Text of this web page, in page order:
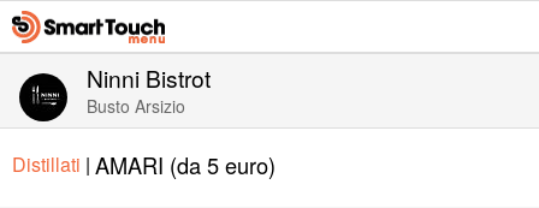
Ninni Bistrot
Busto Arsizio
Distillati | AMARI (da 5 euro)